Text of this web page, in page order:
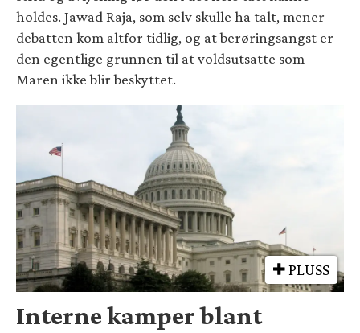
holdes. Jawad Raja, som selv skulle ha talt, mener
debatten kom altfor tidlig, og at berøringsangst er
den egentlige grunnen til at voldsutsatte som
Maren ikke blir beskyttet.
PLUSS
Interne kamper blant